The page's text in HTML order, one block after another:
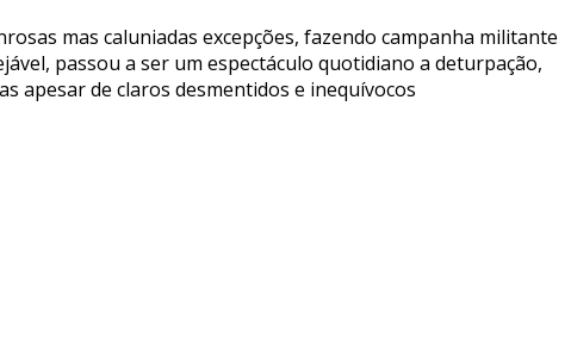
mas caluniadas excepções, fazendo campanha militante
passou a ser um espectáculo quotidiano a deturpação,
apesar de claros desmentidos e inequívocos